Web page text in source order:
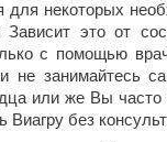
для некоторых
это от
с помощью
не занимайтесь
или же Вы
Виагру без